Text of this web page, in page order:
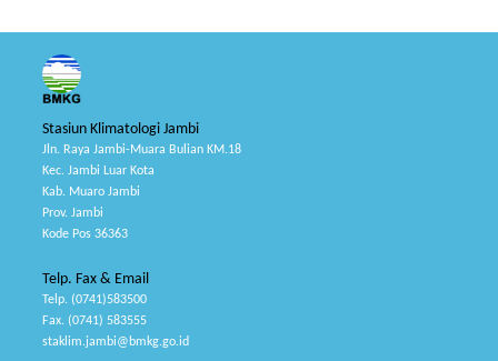
Stasiun Klimatologi Jambi
Jln. Raya Jambi-Muara Bulian KM.18
Kec. Jambi Luar Kota
Kab. Muaro Jambi
Prov. Jambi
Kode Pos 36363
Telp. Fax & Email
Telp. (0741)583500
Fax. (0741) 583555
staklim.jambi@bmkg.go.id